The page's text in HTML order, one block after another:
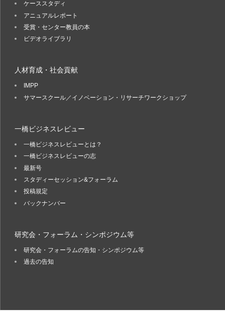
ケーススタディ
アニュアルレポート
受賞・センター教員の本
ビデオライブラリ
人材育成・社会貢献
IMPP
サマースクール／イノベーション・リサーチワークショップ
一橋ビジネスレビュー
一橋ビジネスレビューとは？
一橋ビジネスレビューの志
最新号
スタディーセッション&フォーラム
投稿規定
バックナンバー
研究会・フォーラム・シンポジウム等
研究会・フォーラムの告知・シンポジウム等
過去の告知